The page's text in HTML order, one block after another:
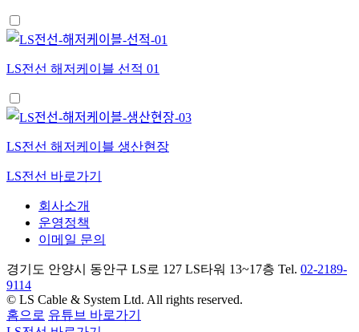
LS전선 해저케이블 선적 01
LS전선 해저케이블 생산현장
LS전선 바로가기
회사소개
운영정책
이메일 문의
경기도 안양시 동안구 LS로 127 LS타워 13~17층 Tel. 02-2189-
9114
© LS Cable & System Ltd. All rights reserved.
홈으로 유튜브 바로가기